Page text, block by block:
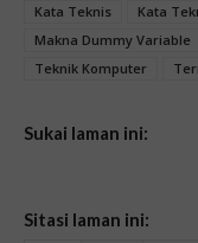
Kata Teknis
Kata
Makna Dummy Variable
Teknik Komputer
Sukai laman ini:
Sitasi laman ini: